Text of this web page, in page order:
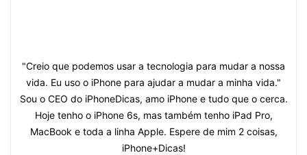
"Creio que podemos usar a tecnologia para mudar a nossa
vida. Eu uso o iPhone para ajudar a mudar a minha vida."
Sou o CEO do iPhoneDicas, amo iPhone e tudo que o cerca.
Hoje tenho o iPhone 6s, mas também tenho iPad Pro,
MacBook e toda a linha Apple. Espere de mim 2 coisas,
iPhone+Dicas!